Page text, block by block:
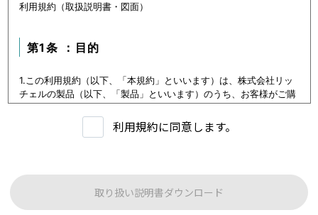
利用規約（取扱説明書・図面）
第1条 ：目的
1.この利用規約（以下、「本規約」といいます）は、株式会社リッ
チェルの製品（以下、「製品」といいます）のうち、お客様がご購
入いただいた製品または購入を検討中の製品（以下、「当該製品」
といいます。）に関するデータ（以下、「本データ等」といいま
す）の提供サービス（以下「本サービス」といいます）における利
に従い本サービスを利用いただくものとし、本規約に同意いただけ
ない場合には本サービスをご利用いただけないものとします。
利用規約に同意します。
取り扱い説明書ダウンロード